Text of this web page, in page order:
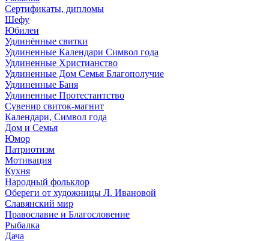
Сертификаты, дипломы
Шефу
Юбилеи
Удлинённые свитки
Удлиненные Календари Символ года
Удлиненные Христианство
Удлиненные Дом Семья Благополучие
Удлиненные Баня
Удлиненные Протестантство
Сувенир свиток-магнит
Календари, Символ года
Дом и Семья
Юмор
Патриотизм
Мотивация
Кухня
Народный фольклор
Обереги от художницы Л. Ивановой
Славянский мир
Православие и Благословение
Рыбалка
Дача